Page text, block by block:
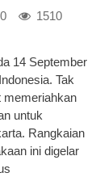
0 1510
14 September
Tak
memeriahkan
untuk
Rangkaian
ini digelar